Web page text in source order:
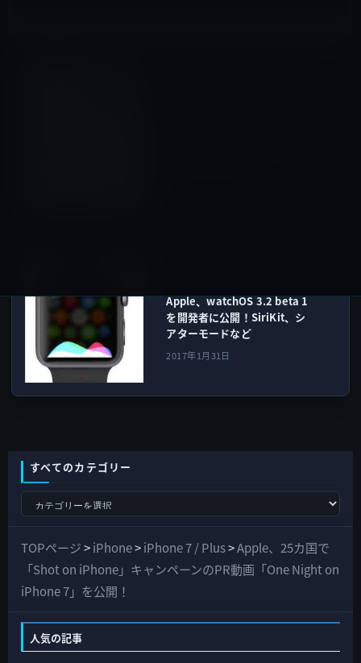
Apple、watchOS 3.2 beta 1
を開発者に公開！SiriKit、シ
アターモードなど
2017年1月31日
すべてのカテゴリー
て
の
カ
リ
TOPページ>iPhone>iPhone 7 / Plus>Apple、25カ国で
「Shot on iPhone」キャンペーンのPR動画「One Night on
iPhone 7」を公開！
人気の記事